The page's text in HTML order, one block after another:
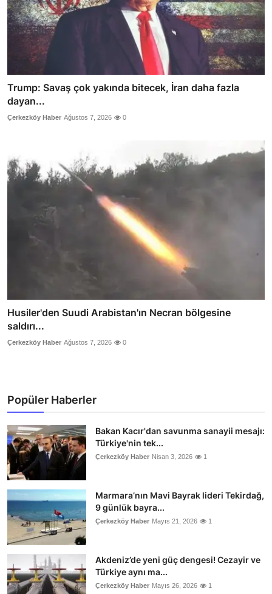
Trump: Savaş çok yakında bitecek, İran daha fazla
dayan...
Çerkezköy Haber Ağustos 7, 2026 0
Husiler'den Suudi Arabistan'ın Necran bölgesine
saldırı...
Çerkezköy Haber Ağustos 7, 2026 0
Popüler Haberler
Bakan Kacır'dan savunma sanayii mesajı:
Türkiye'nin tek...
Çerkezköy Haber Nisan 3, 2026 1
Marmara’nın Mavi Bayrak lideri Tekirdağ,
9 günlük bayra...
Çerkezköy Haber Mayıs 21, 2026 1
Akdeniz’de yeni güç dengesi! Cezayir ve
Türkiye aynı ma...
Çerkezköy Haber Mayıs 26, 2026 1